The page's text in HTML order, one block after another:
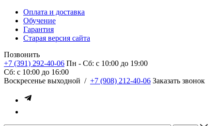
Оплата и доставка
Обучение
Гарантия
Старая версия сайта
Позвонить
+7 (391) 292-40-06 Пн - Сб: c 10:00 до 19:00
Сб: c 10:00 до 16:00
​Воскресенье выходной / +7 (908) 212-40-06 Заказать звонок